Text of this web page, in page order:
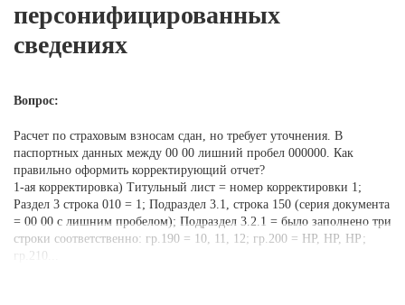
персонифицированных
сведениях
Вопрос:
Расчет по страховым взносам сдан, но требует уточнения. В
паспортных данных между 00 00 лишний пробел 000000. Как
правильно оформить корректирующий отчет?
1-ая корректировка) Титульный лист = номер корректировки 1;
Раздел 3 строка 010 = 1; Подраздел 3.1, строка 150 (серия документа
= 00 00 с лишним пробелом); Подраздел 3.2.1 = было заполнено три
строки соответственно: гр.190 = 10, 11, 12; гр.200 = НР, НР, НР;
гр.210...